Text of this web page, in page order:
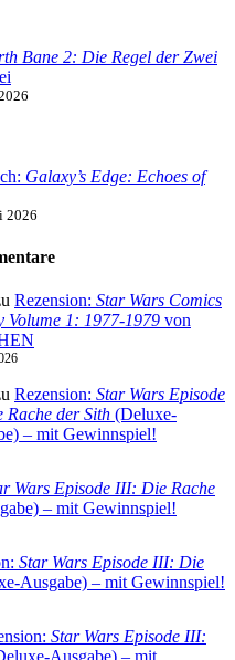
Bane 2: Die Regel der Zwei
Galaxy’s Edge: Echoes of
2026
Rezension: Star Wars Comics
Volume 1: 1977-1979 von
Rezension: Star Wars Episode
der Sith (Deluxe-
– mit Gewinnspiel!
Wars Episode III: Die Rache
– mit Gewinnspiel!
Star Wars Episode III: Die
Ausgabe) – mit Gewinnspiel!
Star Wars Episode III: